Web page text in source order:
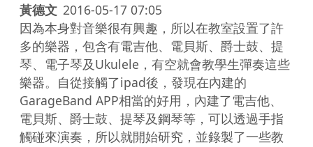
黃德文 2016-05-17 07:05
因為本身對音樂很有興趣，所以在教室設置了許
多的樂器，包含有電吉他、電貝斯、爵士鼓、提
琴、電子琴及Ukulele，有空就會教學生彈奏這些
樂器。自從接觸了ipad後，發現在內建的
GarageBand APP相當的好用，內建了電吉他、
電貝斯、爵士鼓、提琴及鋼琴等，可以透過手指
觸碰來演奏，所以就開始研究，並錄製了一些教